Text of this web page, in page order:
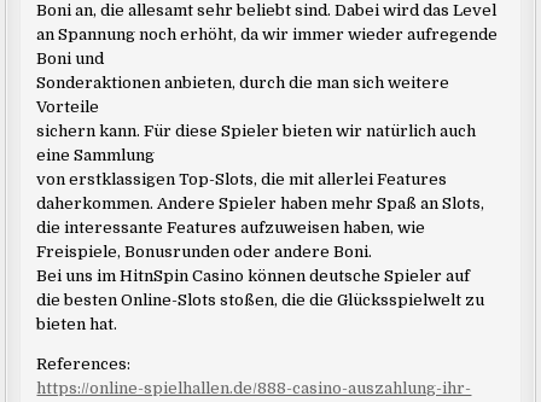
Boni an, die allesamt sehr beliebt sind. Dabei wird das Level
an Spannung noch erhöht, da wir immer wieder aufregende
Boni und
Sonderaktionen anbieten, durch die man sich weitere
Vorteile
sichern kann. Für diese Spieler bieten wir natürlich auch
eine Sammlung
von erstklassigen Top-Slots, die mit allerlei Features
daherkommen. Andere Spieler haben mehr Spaß an Slots,
die interessante Features aufzuweisen haben, wie
Freispiele, Bonusrunden oder andere Boni.
Bei uns im HitnSpin Casino können deutsche Spieler auf
die besten Online-Slots stoßen, die die Glücksspielwelt zu
bieten hat.
References:
https://online-spielhallen.de/888-casino-auszahlung-ihr-